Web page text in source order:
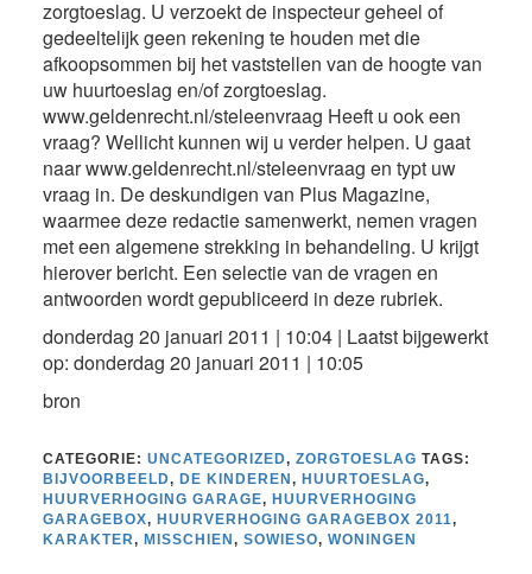
zorgtoeslag. U verzoekt de inspecteur geheel of
gedeeltelijk geen rekening te houden met die
afkoopsommen bij het vaststellen van de hoogte van
uw huurtoeslag en/of zorgtoeslag.
www.geldenrecht.nl/steleenvraag Heeft u ook een
vraag? Wellicht kunnen wij u verder helpen. U gaat
naar www.geldenrecht.nl/steleenvraag en typt uw
vraag in. De deskundigen van Plus Magazine,
waarmee deze redactie samenwerkt, nemen vragen
met een algemene strekking in behandeling. U krijgt
hierover bericht. Een selectie van de vragen en
antwoorden wordt gepubliceerd in deze rubriek.
donderdag 20 januari 2011 | 10:04 | Laatst bijgewerkt
op: donderdag 20 januari 2011 | 10:05
bron
CATEGORIE: UNCATEGORIZED, ZORGTOESLAG TAGS:
BIJVOORBEELD, DE KINDEREN, HUURTOESLAG,
HUURVERHOGING GARAGE, HUURVERHOGING
GARAGEBOX, HUURVERHOGING GARAGEBOX 2011,
KARAKTER, MISSCHIEN, SOWIESO, WONINGEN